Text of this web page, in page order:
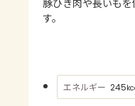
よくあるお
AJINOMOTO
す。
エネルギー 245